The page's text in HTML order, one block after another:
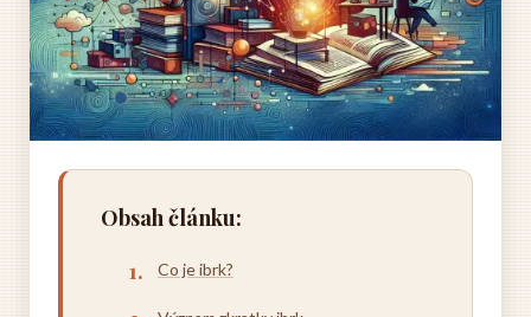
Obsah článku:
Co je ibrk?